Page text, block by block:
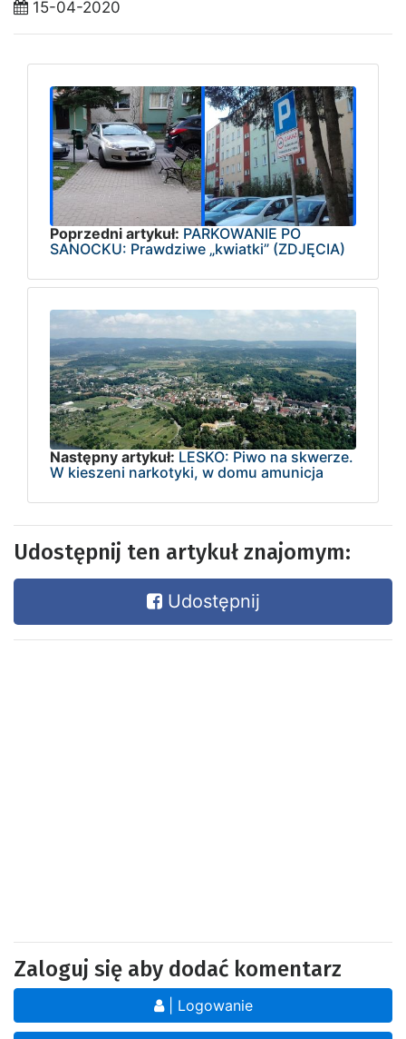
15-04-2020
Poprzedni artykuł: PARKOWANIE PO
SANOCKU: Prawdziwe „kwiatki” (ZDJĘCIA)
Następny artykuł: LESKO: Piwo na skwerze.
W kieszeni narkotyki, w domu amunicja
Udostępnij ten artykuł znajomym:
Udostępnij
Zaloguj się aby dodać komentarz
| Logowanie